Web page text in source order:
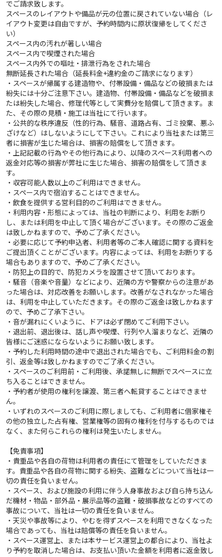
でご請求致します。
スペースのレイアウトや備品が元の位置に戻されていない場合（レ
イアウト変更は自由ですが、予約時間内に原状復帰をしてくださ
い）
スペース内の汚れが著しい場合
スペース内で喫煙された場合
スペース内外での嘔吐・排泄行為をされた場合
無断延長された場合（延長料金+違約金のご請求になります）
・スペースが帰属する建造物や、付帯設備・備品などの破損または
紛失には十分ご注意下さい。建造物、付帯設備・備品などを破損ま
たは紛失した場合、修理代等として実費分を賠償して頂きます。ま
た、その際の見積・施工は当社にて行います。
・公共的な秩序違反（性的行為、騒音、道路占有、ゴミ投棄、悪ふ
ざけなど）はしないようにして下さい。これにより当社または第三
者に損害が生じた場合は、損害の賠償をして頂きます。
・上記記載の行為やその他行為により、以降のスペース利用者への
返金対応等の損害が弊社に生じた場合、損害の賠償をして頂きま
す。
・収容可能人数以上のご利用はできません。
・スペース内で宿泊することはできません。
・飲食を提供する営利目的のご利用はできません。
・利用内容・形態によっては、当社の判断により、利用をお断り
し、または利用を中止して頂く場合がございます。その際のご返金
は致しかねますので、予めご了承ください。
・必要に応じて予約申込者、利用者等のご本人確認に関する資料を
ご提出頂くことがございます。内容によっては、利用をお断りする
場合もありますので、予めご了承ください。
・防犯上の目的で、防犯カメラを設置させて頂いております。
・騒音（音楽や音量）などにより、近隣の方や警察からの注意があ
った場合は、対応改善をお願いします。改善がなされなかった場合
は、利用を中止していただきます。その際のご返金は致しかねます
ので、予めご了承下さい。
・音が漏れにくいように、ドアは必ず閉めてご利用下さい。
・退出前、退出後は、話し声や喫煙、行列や人溜まりなど、近隣の
皆様にご迷惑にならないようにお願い致します。
・予約した利用時間の途中で退出された場合でも、ご利用料金の割
引、返金等は致しかねますのでご了承ください。
・スペースのご利用前・ご利用後、承諾無しに無断でスペースに立
ち入ることはできません。
・予約者が使用の権利を譲渡、第三者へ転貸することはできませ
ん。
・いずれのスペースのご利用に際しましても、ご利用者に借家権そ
の他の独立した占有権、営業権等の固有の権利を付与するものでは
なく、また何らこれらの権利は発生いたしません。
【免責事項】
・貴重品や各自の荷物は利用者の責任にて管理をしていただきま
す。貴重品や各自の荷物に関する紛失、盗難などについて当社は一
切の責任を負いません。
・スペース、および施設の利用に伴う人身事故および自ら持ち込ん
だ機材・物品・部外品・展示品等の盗難・破損事故などのすべての
事故について、当社は一切の責任を負いません。
・天災や事故等により、やむを得ずスペースを利用できなくなった
場合であっても、当社は賠償等の責任を負いません。
・スペース運営上、または本サービス運営上の都合により、当社よ
り予約を取消した場合は、お支払い頂いた金額を利用者に返金致し